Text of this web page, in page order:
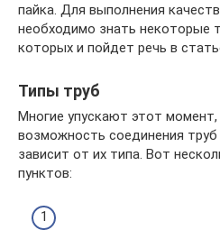
пайка. Для выполнения
необходимо знать некоторые
которых и пойдет речь в
Типы труб
Многие упускают этот момент,
возможность соединения
зависит от их типа. Вот
пунктов: